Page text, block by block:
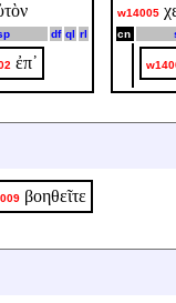
df ql rl
ἐπ᾽
w14005
cn
βοηθεῖτε